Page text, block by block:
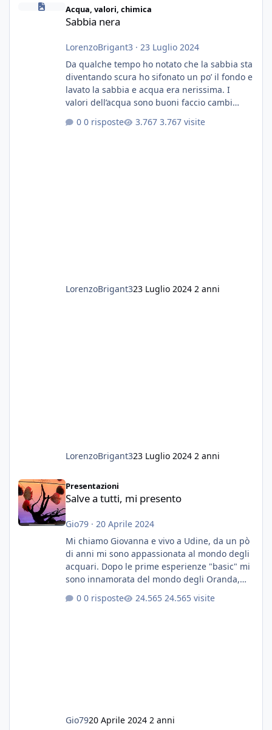
Acqua, valori, chimica
Sabbia nera
LorenzoBrigant3 · 23 Luglio 2024
Da qualche tempo ho notato che la sabbia sta
diventando scura ho sifonato un po’ il fondo e
lavato la sabbia e acqua era nerissima. I
valori dell’acqua sono buoni faccio cambi
fertilizzato.le foglie delle piante sono
0 risposte 3.767 visite
LorenzoBrigant323 Luglio 2024 2 anni
LorenzoBrigant323 Luglio 2024 2 anni
Presentazioni
Salve a tutti, mi presento
Gio79· 20 Aprile 2024
Mi chiamo Giovanna e vivo a Udine, da un pò
di anni mi sono appassionata al mondo degli
acquari. Dopo le prime esperienze "basic" mi
sono innamorata del mondo degli Oranda,
E' stata una bella scuola per quanto riguarda
0 risposte 24.565 visite
Gio7920 Aprile 2024 2 anni